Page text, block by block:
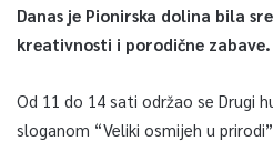
Danas je Pionirska dolina bila
kreativnosti i porodične zabave.
Od 11 do 14 sati održao se Drugi
sloganom “Veliki osmijeh u